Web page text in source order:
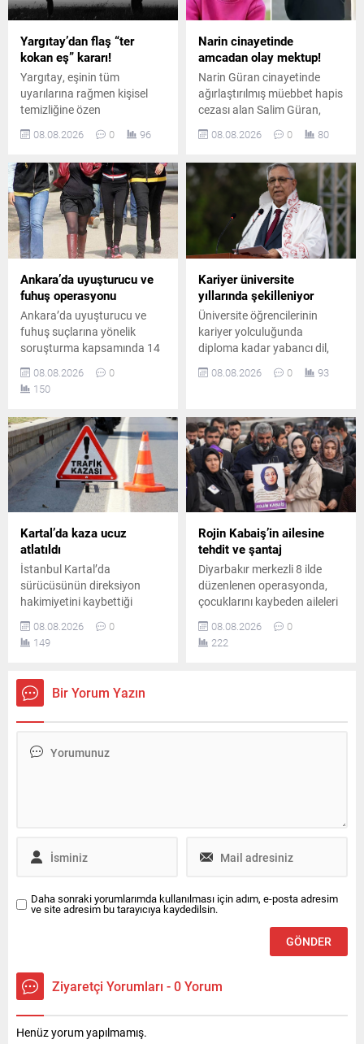
Yargıtay’dan flaş “ter
kokan eş” kararı!
Yargıtay, eşinin tüm
uyarılarına rağmen kişisel
temizliğine özen
göstermeyen ve sürekli ter
koktuğu belirtilen erkeği
kusurlu kabul etti. Çiftin
boşanmasına karar verildi.
08.08.2026 0 96
Narin cinayetinde
amcadan olay mektup!
Narin Güran cinayetinde
ağırlaştırılmış müebbet hapis
cezası alan Salim Güran,
cezaevinden yazdığı
mektupta suçsuz olduğunu
failinin Nevzat Bahtiyar
olduğunu öne sürdü.
08.08.2026 0 80
Ankara’da uyuşturucu ve
fuhuş operasyonu
Ankara’da uyuşturucu ve
fuhuş suçlarına yönelik
soruşturma kapsamında 14
kararı verildi. Düzenlenen
operasyonda 8 şüpheli
şüphelilerin yakalanması için
çalışmalar sürüyor.
08.08.2026
0
150
Kariyer üniversite
yıllarında şekilleniyor
Üniversite öğrencilerinin
kariyer yolculuğunda
diploma kadar yabancı dil,
uygulamalı deneyimin de
gençlere önemli mesajlar
verdi.
08.08.2026 0 93
Kartal’da kaza ucuz
atlatıldı
İstanbul Kartal’da
sürücüsünün direksiyon
hakimiyetini kaybettiği
otomobilin park halindeki üç
araca çarpmasıyla meydana
gelen kazada iki kişi
hastaneye kaldırılırken polis
inceleme başlattı.
08.08.2026
0
149
Rojin Kabaiş’in ailesine
tehdit ve şantaj
Diyarbakır merkezli 8 ilde
düzenlenen operasyonda,
çocuklarını kaybeden aileleri
tehdit ve şantajla hedef
aldığı belirlenen 10 şüpheli
yakalandı. Şüphelilerden 2’si
08.08.2026
0
222
Bir Yorum Yazın
Daha sonraki yorumlarımda kullanılması için adım, e-posta adresim
ve site adresim bu tarayıcıya kaydedilsin.
Ziyaretçi Yorumları - 0 Yorum
Henüz yorum yapılmamış.